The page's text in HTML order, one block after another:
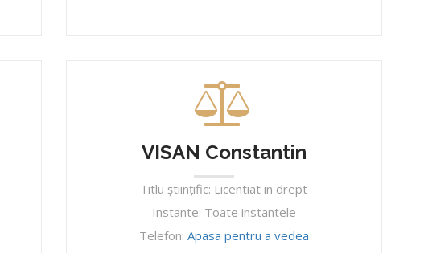
VISAN Constantin
Titlu ştiinţific: Licentiat in drept
Instante: Toate instantele
Telefon: Apasa pentru a vedea